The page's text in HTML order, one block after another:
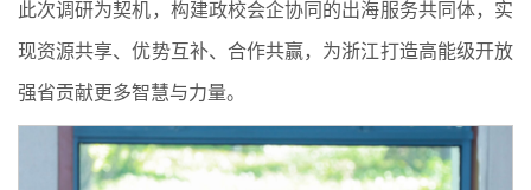
此次调研为契机，构建政校会企协同的出海服务共同体，实
现资源共享、优势互补、合作共赢，为浙江打造高能级开放
强省贡献更多智慧与力量。